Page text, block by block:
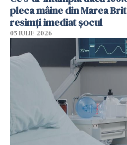
pleca mâine din Marea
resimți imediat șocul
05 IULIE 2026